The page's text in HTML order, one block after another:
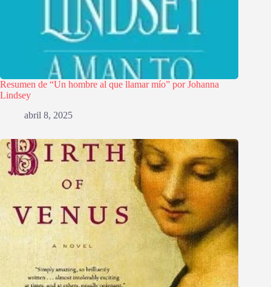
Resumen de “Un hombre al que llamar mío” por Johanna
Lindsey
abril 8, 2025